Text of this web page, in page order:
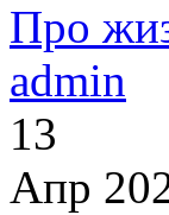
Про
admin
13
Апр